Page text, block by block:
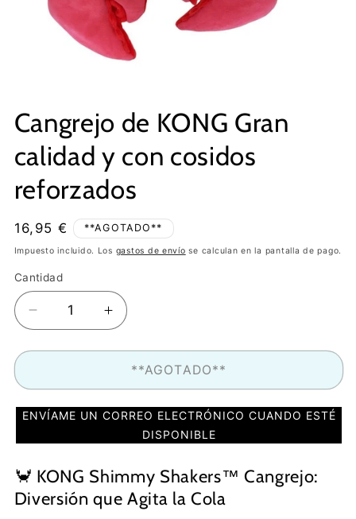
Cangrejo de KONG Gran
calidad y con cosidos
reforzados
Precio
habitual
16,95 € **AGOTADO**
Impuesto incluido. Los gastos de envío se calculan en la pantalla de pago.
Cantidad
Reducir
cantidad
para
de
KONG
Gran
calidad
con
cosidos
reforzados
Aumentar
cantidad
para
Cangrejo
de
KONG
Gran
calidad
con
cosidos
reforzados
**AGOTADO**
ENVÍAME UN CORREO ELECTRÓNICO CUANDO ESTÉ
DISPONIBLE
🦀 KONG Shimmy Shakers™ Cangrejo:
Diversión que Agita la Cola